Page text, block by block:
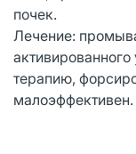
почек.
Лечение:
терапию,
малоэффективен.